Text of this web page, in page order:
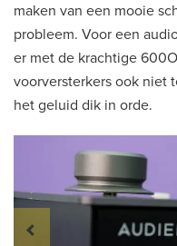
maken van een mooie
probleem. Voor een
er met de krachtige
voorversterkers ook niet
het geluid dik in orde.